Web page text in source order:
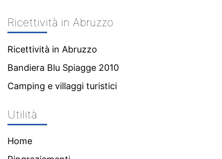
Ricettività in Abruzzo
Ricettività in Abruzzo
Bandiera Blu Spiagge 2010
Camping e villaggi turistici
Utilità
Home